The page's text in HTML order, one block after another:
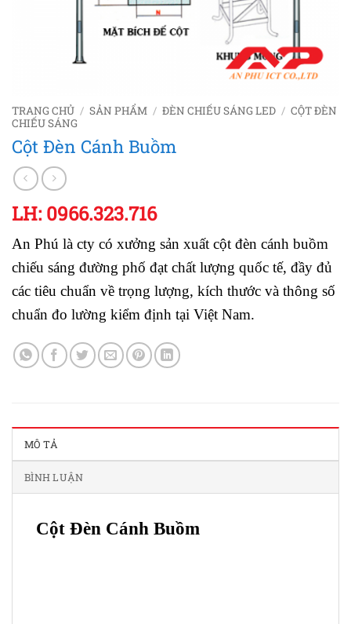
TRANG CHỦ / SẢN PHẨM / ĐÈN CHIẾU SÁNG LED / CỘT ĐÈN
CHIẾU SÁNG
Cột Đèn Cánh Buồm
LH: 0966.323.716
An Phú là cty có xưởng sản xuất cột đèn cánh buồm
chiếu sáng đường phố đạt chất lượng quốc tế, đầy đủ
các tiêu chuẩn về trọng lượng, kích thước và thông số
chuẩn đo lường kiểm định tại Việt Nam.
MÔ TẢ
BÌNH LUẬN
Cột Đèn Cánh Buồm